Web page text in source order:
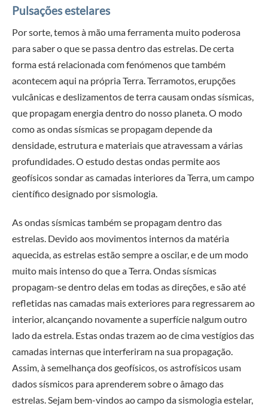
Pulsações estelares
Por sorte, temos à mão uma ferramenta muito poderosa
para saber o que se passa dentro das estrelas. De certa
forma está relacionada com fenómenos que também
acontecem aqui na própria Terra. Terramotos, erupções
vulcânicas e deslizamentos de terra causam ondas sísmicas,
que propagam energia dentro do nosso planeta. O modo
como as ondas sísmicas se propagam depende da
densidade, estrutura e materiais que atravessam a várias
profundidades. O estudo destas ondas permite aos
geofísicos sondar as camadas interiores da Terra, um campo
científico designado por sismologia.
As ondas sísmicas também se propagam dentro das
estrelas. Devido aos movimentos internos da matéria
aquecida, as estrelas estão sempre a oscilar, e de um modo
muito mais intenso do que a Terra. Ondas sísmicas
propagam-se dentro delas em todas as direções, e são até
refletidas nas camadas mais exteriores para regressarem ao
interior, alcançando novamente a superfície nalgum outro
lado da estrela. Estas ondas trazem ao de cima vestígios das
camadas internas que interferiram na sua propagação.
Assim, à semelhança dos geofísicos, os astrofísicos usam
dados sísmicos para aprenderem sobre o âmago das
estrelas. Sejam bem-vindos ao campo da sismologia estelar,